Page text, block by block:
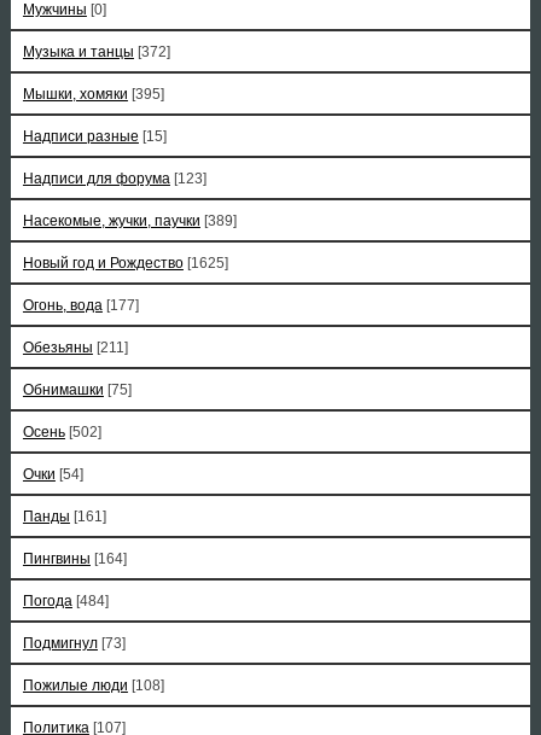
Мужчины [0]
Музыка и танцы [372]
Мышки, хомяки [395]
Надписи разные [15]
Надписи для форума [123]
Насекомые, жучки, паучки [389]
Новый год и Рождество [1625]
Огонь, вода [177]
Обезьяны [211]
Обнимашки [75]
Осень [502]
Очки [54]
Панды [161]
Пингвины [164]
Погода [484]
Подмигнул [73]
Пожилые люди [108]
Политика [107]